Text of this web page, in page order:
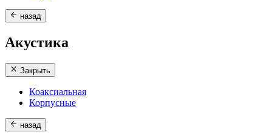
назад
Акустика
Закрыть
Коаксиальная
Корпусные
назад